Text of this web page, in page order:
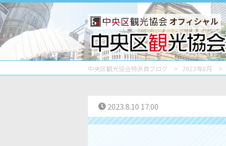
オフィシャル
中央区観光協会特派員ブログ 2023年8月
2023.8.10 17:00